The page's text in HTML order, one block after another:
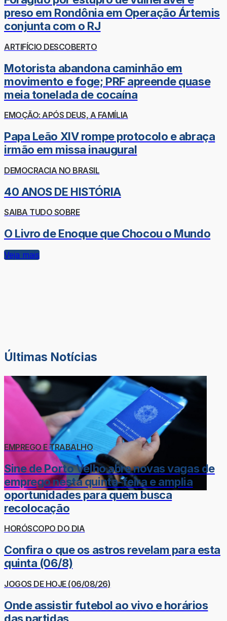
preso em Rondônia em Operação Ártemis
conjunta com o RJ
ARTIFÍCIO DESCOBERTO
Motorista abandona caminhão em
movimento e foge; PRF apreende quase
meia tonelada de cocaína
EMOÇÃO: APÓS DEUS, A FAMÍLIA
Papa Leão XIV rompe protocolo e abraça
irmão em missa inaugural
DEMOCRACIA NO BRASIL
40 ANOS DE HISTÓRIA
SAIBA TUDO SOBRE
O Livro de Enoque que Chocou o Mundo
Veja mais
Últimas Notícias
EMPREGO E TRABALHO
Sine de Porto Velho abre novas vagas de
emprego nesta quinta-feira e amplia
oportunidades para quem busca
recolocação
HORÓSCOPO DO DIA
Confira o que os astros revelam para esta
quinta (06/8)
JOGOS DE HOJE (06/08/26)
Onde assistir futebol ao vivo e horários
das partidas